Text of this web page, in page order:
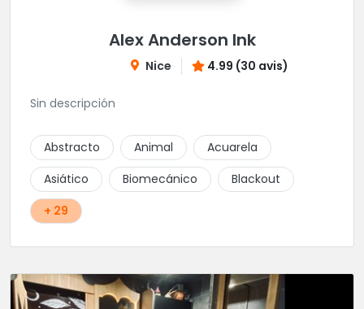
Alex Anderson Ink
Nice 4.99 (30 avis)
Sin descripción
Abstracto Animal
Acuarela
Asiático
Biomecánico
Blackout
+ 29